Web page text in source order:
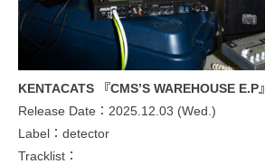
KENTACATS 『CMS’S WAREHOUSE E.P』
Release Date：2025.12.03 (Wed.)
Label：detector
Tracklist：